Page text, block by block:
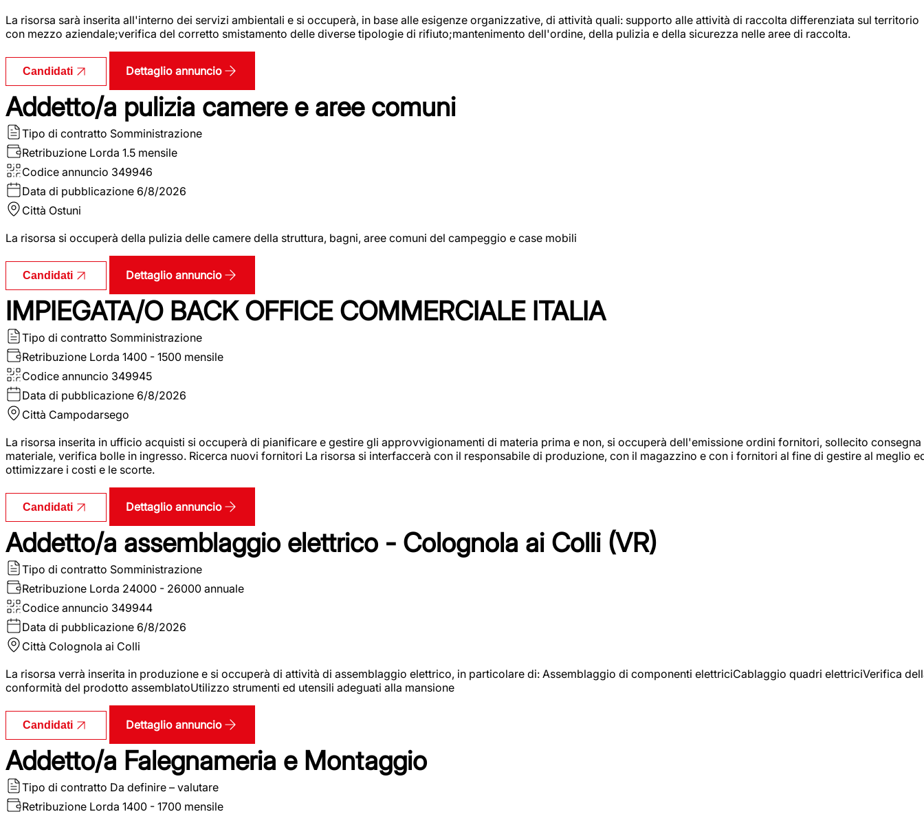
La risorsa sarà inserita all'interno dei servizi ambientali e si occuperà, in base alle esigenze organizzative, di attività quali: supporto alle attività di raccolta differenziata sul territorio
con mezzo aziendale;verifica del corretto smistamento delle diverse tipologie di rifiuto;mantenimento dell'ordine, della pulizia e della sicurezza nelle aree di raccolta.
Candidati Dettaglio annuncio
Addetto/a pulizia camere e aree comuni
Tipo di contratto Somministrazione
Retribuzione Lorda 1.5 mensile
Codice annuncio 349946
Data di pubblicazione 6/8/2026
Città Ostuni
La risorsa si occuperà della pulizia delle camere della struttura, bagni, aree comuni del campeggio e case mobili
Candidati Dettaglio annuncio
IMPIEGATA/O BACK OFFICE COMMERCIALE ITALIA
Tipo di contratto Somministrazione
Retribuzione Lorda 1400 - 1500 mensile
Codice annuncio 349945
Data di pubblicazione 6/8/2026
Città Campodarsego
La risorsa inserita in ufficio acquisti si occuperà di pianificare e gestire gli approvvigionamenti di materia prima e non, si occuperà dell'emissione ordini fornitori, sollecito consegna
materiale, verifica bolle in ingresso. Ricerca nuovi fornitori La risorsa si interfaccerà con il responsabile di produzione, con il magazzino e con i fornitori al fine di gestire al meglio
ottimizzare i costi e le scorte.
Candidati Dettaglio annuncio
Addetto/a assemblaggio elettrico - Colognola ai Colli (VR)
Tipo di contratto Somministrazione
Retribuzione Lorda 24000 - 26000 annuale
Codice annuncio 349944
Data di pubblicazione 6/8/2026
Città Colognola ai Colli
La risorsa verrà inserita in produzione e si occuperà di attività di assemblaggio elettrico, in particolare di: Assemblaggio di componenti elettriciCablaggio quadri elettriciVerifica
conformità del prodotto assemblatoUtilizzo strumenti ed utensili adeguati alla mansione
Candidati Dettaglio annuncio
Addetto/a Falegnameria e Montaggio
Tipo di contratto Da definire – valutare
Retribuzione Lorda 1400 - 1700 mensile